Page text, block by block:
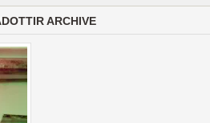
ARCHIVE